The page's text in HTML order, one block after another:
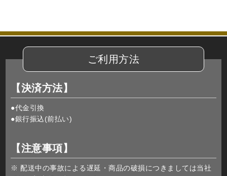
ご利用方法
【決済方法】
●代金引換
●銀行振込(前払い)
【注意事項】
※ 配送中の事故による遅延・商品の破損につきましては当社